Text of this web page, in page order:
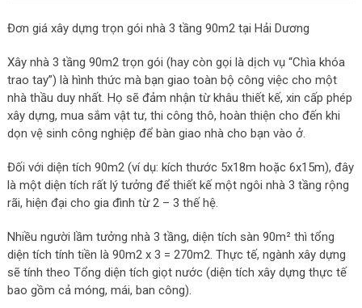
Đơn giá xây dựng trọn gói nhà 3 tầng 90m2 tại Hải Dương
Xây nhà 3 tầng 90m2 trọn gói (hay còn gọi là dịch vụ “Chìa khóa
trao tay”) là hình thức mà bạn giao toàn bộ công việc cho một
nhà thầu duy nhất. Họ sẽ đảm nhận từ khâu thiết kế, xin cấp phép
xây dựng, mua sắm vật tư, thi công thô, hoàn thiện cho đến khi
dọn vệ sinh công nghiệp để bàn giao nhà cho bạn vào ở.
Đối với diện tích 90m2 (ví dụ: kích thước 5x18m hoặc 6x15m), đây
là một diện tích rất lý tưởng để thiết kế một ngôi nhà 3 tầng rộng
rãi, hiện đại cho gia đình từ 2 – 3 thế hệ.
Nhiều người lầm tưởng nhà 3 tầng, diện tích sàn 90m² thì tổng
diện tích tính tiền là 90m2 x 3 = 270m2 . Thực tế, ngành xây dựng
sẽ tính theo Tổng diện tích giọt nước (diện tích xây dựng thực tế
bao gồm cả móng, mái, ban công).